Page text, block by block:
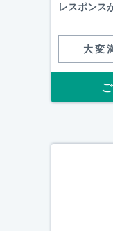
レスポンス
大変